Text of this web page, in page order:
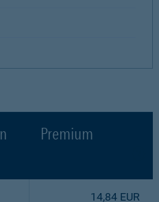
Premium
14,84 EUR